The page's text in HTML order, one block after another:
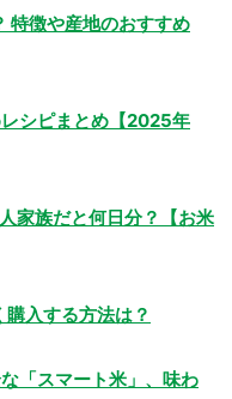
特徴や産地のおすすめ
シピまとめ【2025年
家族だと何日分？【お米
入する方法は？
「スマート米」、味わ